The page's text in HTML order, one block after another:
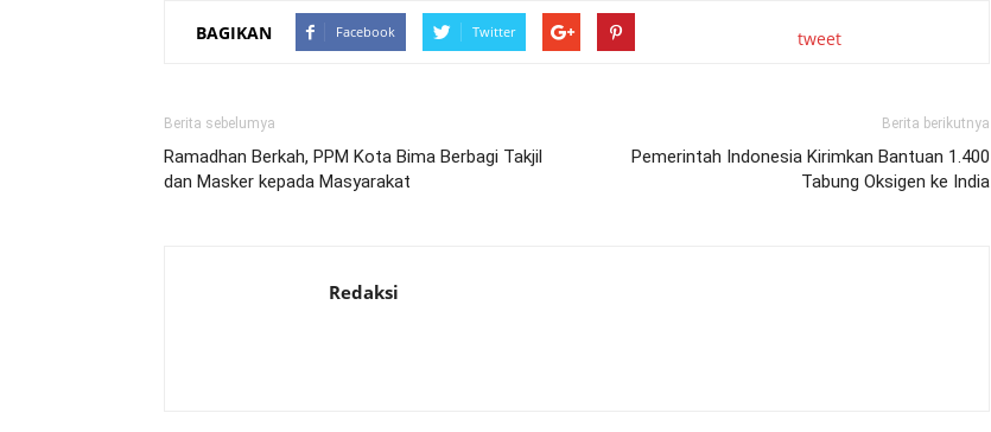
BAGIKAN Facebook Twitter tweet
Berita sebelumya
Ramadhan Berkah, PPM Kota Bima Berbagi Takjil
dan Masker kepada Masyarakat
Berita berikutnya
Pemerintah Indonesia Kirimkan Bantuan 1.400
Tabung Oksigen ke India
Redaksi